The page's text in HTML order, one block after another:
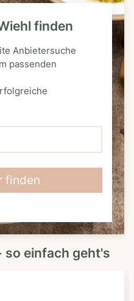
finden
Anbietersuche
passenden
finden
so einfach geht's